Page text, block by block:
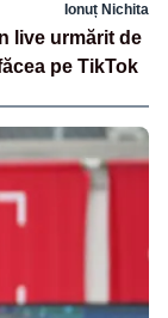
Ionuț Nichita
live urmărit de
pe TikTok